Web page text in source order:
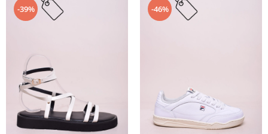
-39% -46%